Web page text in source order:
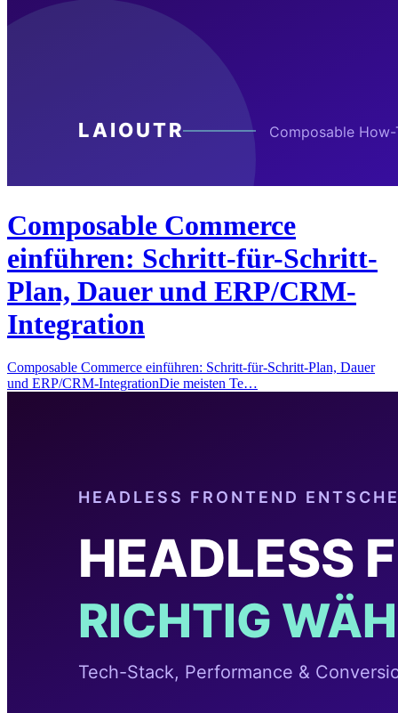
Composable Commerce
einführen: Schritt-für-Schritt-
Plan, Dauer und ERP/CRM-
Integration
Composable Commerce einführen: Schritt-für-Schritt-Plan, Dauer
und ERP/CRM-IntegrationDie meisten Te…